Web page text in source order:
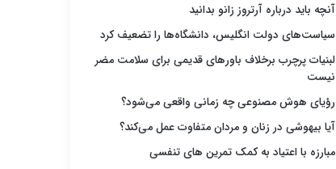
آنچه باید درباره آرتروز زانو بدانید
سیاست‌های دولت انگلیس، دانشگاه‌ها را تضعیف کرد
لبنیات پرچرب برخلاف باورهای قدیمی برای سلامت مضر
نیست
رؤیای هوش مصنوعی چه زمانی واقعی می‌شود؟
آیا بیهوشی در زنان و مردان متفاوت عمل می‌کند؟
مبارزه با اعتیاد به کمک تمرین های تنفسی